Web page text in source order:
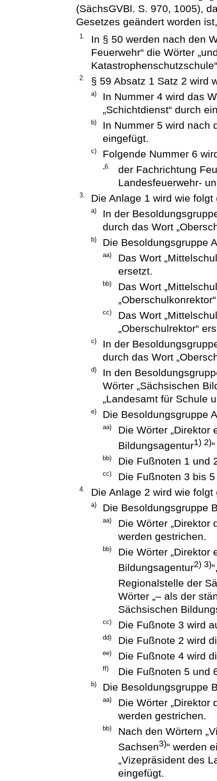
(SächsGVBl. S. 970, 1005),
Gesetzes geändert worden
1.
In § 50 werden nach den
Feuerwehr“ die Wörter
2. § 59 Absatz 1 Satz 2 wird
a)
In Nummer 4 wird das
„Schichtdienst“ durch
b)
In Nummer 5 wird nach
eingefügt.
c) Folgende Nummer 6
„6.
der Fachrichtung
Landesfeuerwehr-
3. Die Anlage 1 wird wie folgt
a)
In der
durch das Wort
b) Die Besoldungsgruppe
aa)
Das Wort
ersetzt.
bb)
Das Wort
cc)
Das Wort
„Oberschulrektor“
c)
In der
durch das Wort
d)
In den
Wörter „Sächsischen
„Landesamt für Schule
e) Die Besoldungsgruppe
aa)
Die Wörter „Direktor
Bildungsagentur1) 2)
bb) Die Fußnoten 1 und
cc) Die Fußnoten 3 bis
4. Die Anlage 2 wird wie folgt
a) Die Besoldungsgruppe
aa)
Die Wörter „Direktor
werden gestrichen.
bb)
Die Wörter „Direktor
Bildungsagentur2) 3)
Regionalstelle der
Wörter „– als der
Sächsischen
cc) Die Fußnote 3 wird
dd) Die Fußnote 2 wird
ee) Die Fußnote 4 wird
ff) Die Fußnoten 5 und
b) Die Besoldungsgruppe
aa)
Die Wörter „Direktor
werden gestrichen.
bb)
Nach den Wörtern
Sachsen3)“ werden
„Vizepräsident des
eingefügt.